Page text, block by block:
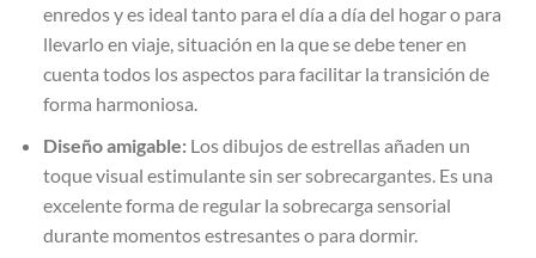
enredos y es ideal tanto para el día a día del hogar o para
llevarlo en viaje, situación en la que se debe tener en
cuenta todos los aspectos para facilitar la transición de
forma harmoniosa.
Diseño amigable:Los dibujos de estrellas añaden un
toque visual estimulante sin ser sobrecargantes. Es una
excelente forma de regular la sobrecarga sensorial
durante momentos estresantes o para dormir.